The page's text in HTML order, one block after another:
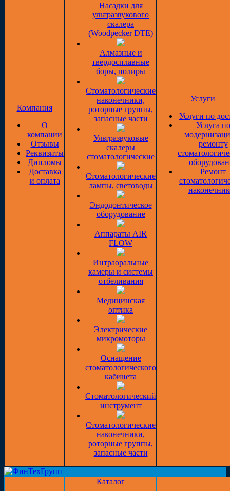
Компания
О
компании
Отзывы
Реквизиты
Дипломы
Доставка
и оплата
Насадки для
ультразвукового
скалера
(Woodpecker DTE)
Алмазные и
твердосплавные
боры, полиры
Стоматологические
наконечники,
роторные группы,
запасные части
Ультразвуковые
скалеры
стоматологические
Стоматологические
лампы, световоды
Эндодонтическое
оборудование
Аппараты AIR
FLOW
Интраоральные
камеры и системы
отбеливания
Медицинская
оптика
Электрические
микромоторы
Оснащение
стоматологического
кабинета
Стоматологический
инструмент
Стоматологические
наконечники,
роторные группы,
запасные части
Услуги
Услуги по
Услуга по
ремонту
Ремонт
Каталог